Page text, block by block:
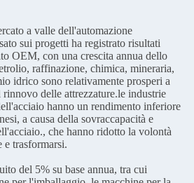
a valle dell'automazione
sui progetti ha registrato risultati
OEM, con una crescita annua dello
raffinazione, chimica, mineraria,
idrico sono relativamente prosperi a
delle attrezzature.le industrie
hanno un rendimento inferiore
a causa della sovraccapacità e
che hanno ridotto la volontà
trasformarsi.
del 5% su base annua, tra cui